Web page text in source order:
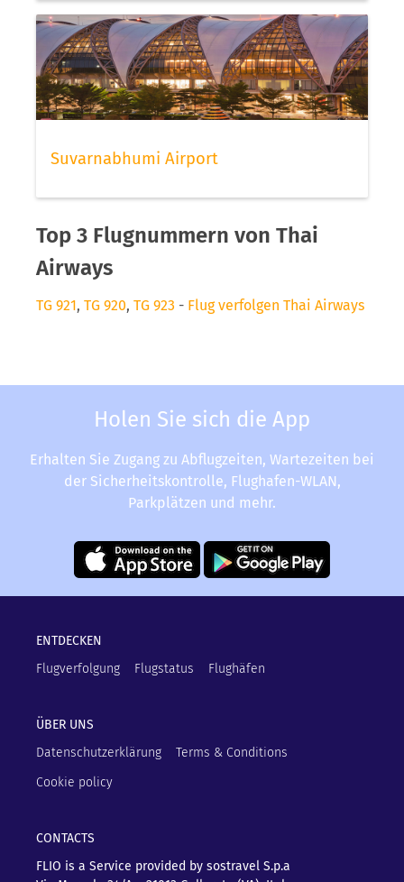
Suvarnabhumi Airport
Top 3 Flugnummern von Thai
Airways
TG 921, TG 920, TG 923 - Flug verfolgen Thai Airways
Holen Sie sich die App
Erhalten Sie Zugang zu Abflugzeiten, Wartezeiten bei
der Sicherheitskontrolle, Flughafen-WLAN,
Parkplätzen und mehr.
ENTDECKEN
Flugverfolgung
Flugstatus Flughäfen
ÜBER UNS
Datenschutzerklärung
Terms & Conditions
Cookie policy
CONTACTS
FLIO is a Service provided by sostravel S.p.a